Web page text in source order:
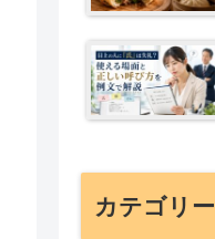
カテゴリー